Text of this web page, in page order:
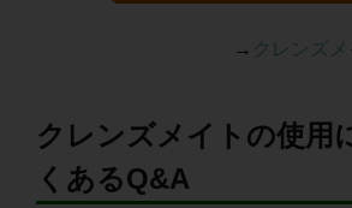
→ クレンズ
クレンズメイトの使用
くあるQ&A